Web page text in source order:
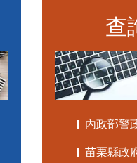
查
內政部警
苗栗縣政